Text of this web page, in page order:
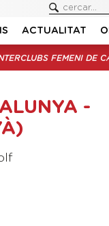
ACTUALITAT
FEMENI DE
-